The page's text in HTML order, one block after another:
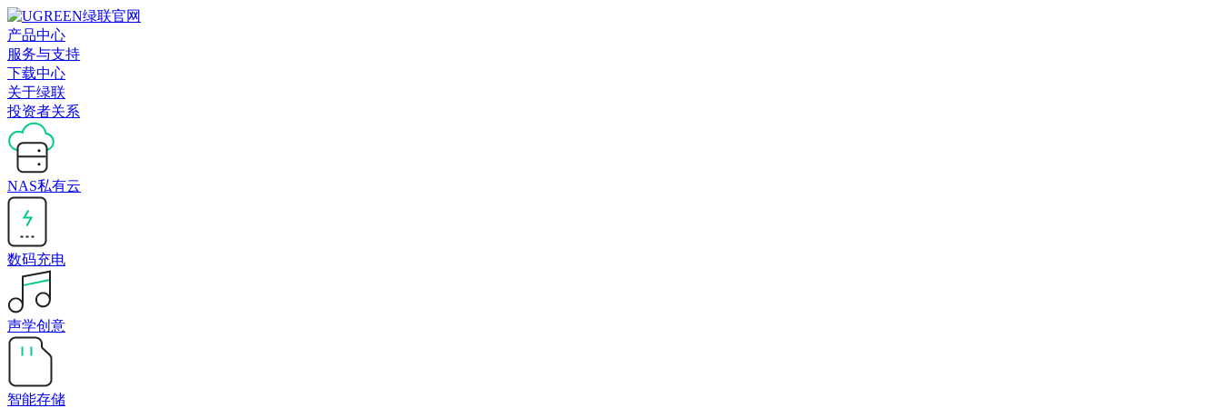
产品中心
服务与支持
下载中心
关于绿联
投资者关系
NAS私有云
数码充电
声学创意
智能存储